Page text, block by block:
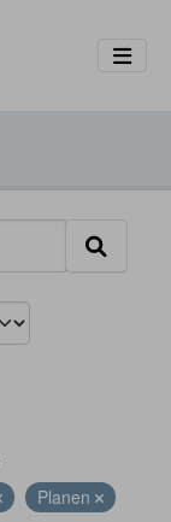
Planen